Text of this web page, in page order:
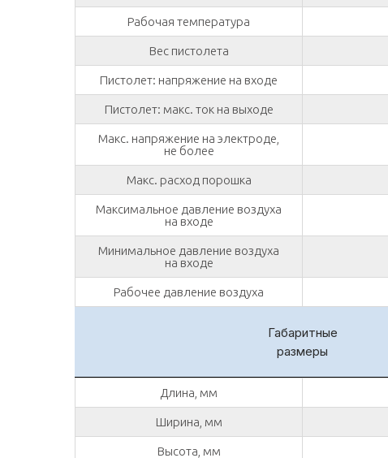
Рабочая температура
Вес пистолета
Пистолет: напряжение на входе
Пистолет: макс. ток на выходе
Макс. напряжение на электроде,
не более
Макс. расход порошка
Максимальное давление воздуха
на входе
Минимальное давление воздуха
на входе
Рабочее давление воздуха
Габаритные
размеры
Длина, мм
Ширина, мм
Высота, мм